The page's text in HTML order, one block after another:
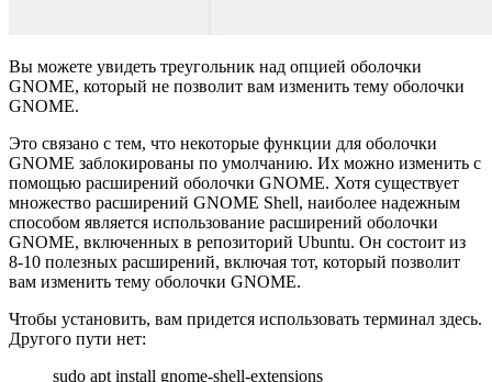
Вы можете увидеть треугольник над опцией оболочки
GNOME, который не позволит вам изменить тему оболочки
GNOME.
Это связано с тем, что некоторые функции для оболочки
GNOME заблокированы по умолчанию. Их можно изменить с
помощью расширений оболочки GNOME. Хотя существует
множество расширений GNOME Shell, наиболее надежным
способом является использование расширений оболочки
GNOME, включенных в репозиторий Ubuntu. Он состоит из
8-10 полезных расширений, включая тот, который позволит
вам изменить тему оболочки GNOME.
Чтобы установить, вам придется использовать терминал здесь.
Другого пути нет:
sudo apt install gnome-shell-extensions